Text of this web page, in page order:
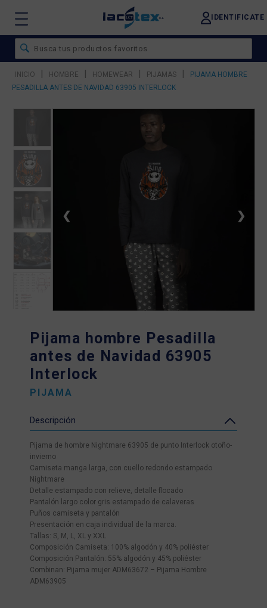
IDENTIFICATE
INICIO | HOMBRE | HOMEWEAR | PIJAMAS |
PIJAMA HOMBRE
PESADILLA ANTES DE NAVIDAD 63905 INTERLOCK
❮ ❯
Pijama hombre Pesadilla
antes de Navidad 63905
Interlock
PIJAMA
Descripción
Pijama de hombre Nightmare 63905 de punto Interlock otoño-
invierno
Camiseta manga larga, con cuello redondo estampado
Nightmare
Detalle estampado con relieve, detalle flocado
Pantalón largo color gris estampado de calaveras
Puños camiseta y pantalón
Presentación en caja individual de la marca.
Tallas: S, M, L, XL y XXL
Composición Camiseta: 100% algodón y 40% poliéster
Composición Pantalón: 55% algodón y 45% poliéster
Combinan: Pijama mujer ADM63672 – Pijama Hombre
ADM63905